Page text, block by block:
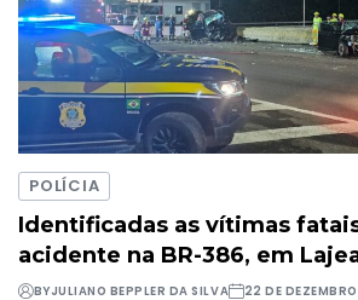
POLÍCIA
Identificadas as vítimas
acidente na BR-386, em
BYJULIANO BEPPLER DA SILVA 22 DE